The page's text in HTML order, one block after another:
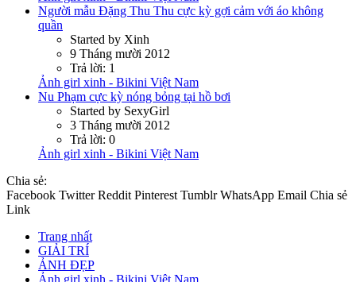
Người mẫu Đặng Thu Thu cực kỳ gợi cảm với áo không
quần
Started by Xinh
9 Tháng mười 2012
Trả lời: 1
Ảnh girl xinh - Bikini Việt Nam
Nu Phạm cực kỳ nóng bỏng tại hồ bơi
Started by SexyGirl
3 Tháng mười 2012
Trả lời: 0
Ảnh girl xinh - Bikini Việt Nam
Chia sẻ:
Facebook Twitter Reddit Pinterest Tumblr WhatsApp Email Chia sẻ
Link
Trang nhất
GIẢI TRÍ
ẢNH ĐẸP
Ảnh girl xinh - Bikini Việt Nam